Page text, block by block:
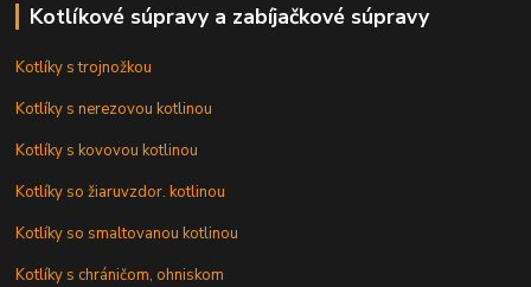
Kotlíkové súpravy a zabíjačkové súpravy
Kotlíky s trojnožkou
Kotlíky s nerezovou kotlinou
Kotlíky s kovovou kotlinou
Kotlíky so žiaruvzdor. kotlinou
Kotlíky so smaltovanou kotlinou
Kotlíky s chráničom, ohniskom